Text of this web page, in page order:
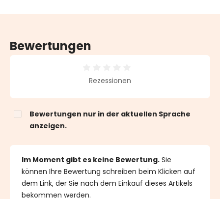
Bewertungen
Durchschnittliche Bewertung von 0 von 5 Sternen
Rezessionen
Bewertungen nur in der aktuellen Sprache
anzeigen.
Im Moment gibt es keine Bewertung. Sie
können Ihre Bewertung schreiben beim Klicken auf
dem Link, der Sie nach dem Einkauf dieses Artikels
bekommen werden.